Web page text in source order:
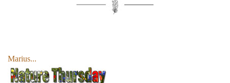
Marius...